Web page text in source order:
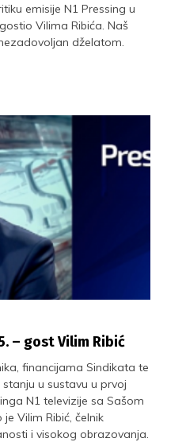
emisije N1 Pressing u
Vilima Ribića. Naš
dželatom.
– gost Vilim Ribić
financijama Sindikata te
u sustavu u prvoj
N1 televizije sa Sašom
Vilim Ribić, čelnik
i visokog obrazovanja.